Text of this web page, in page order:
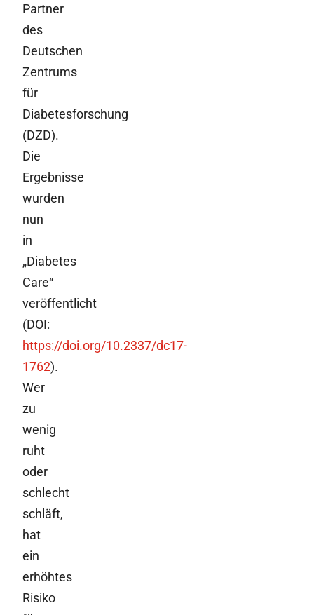
Partner
des
Deutschen
Zentrums
für
Diabetesforschung
(DZD).
Die
Ergebnisse
wurden
nun
in
„Diabetes
Care“
veröffentlicht
(DOI:
https://doi.org/10.2337/dc17-
1762).
Wer
zu
wenig
ruht
oder
schlecht
schläft,
hat
ein
erhöhtes
Risiko